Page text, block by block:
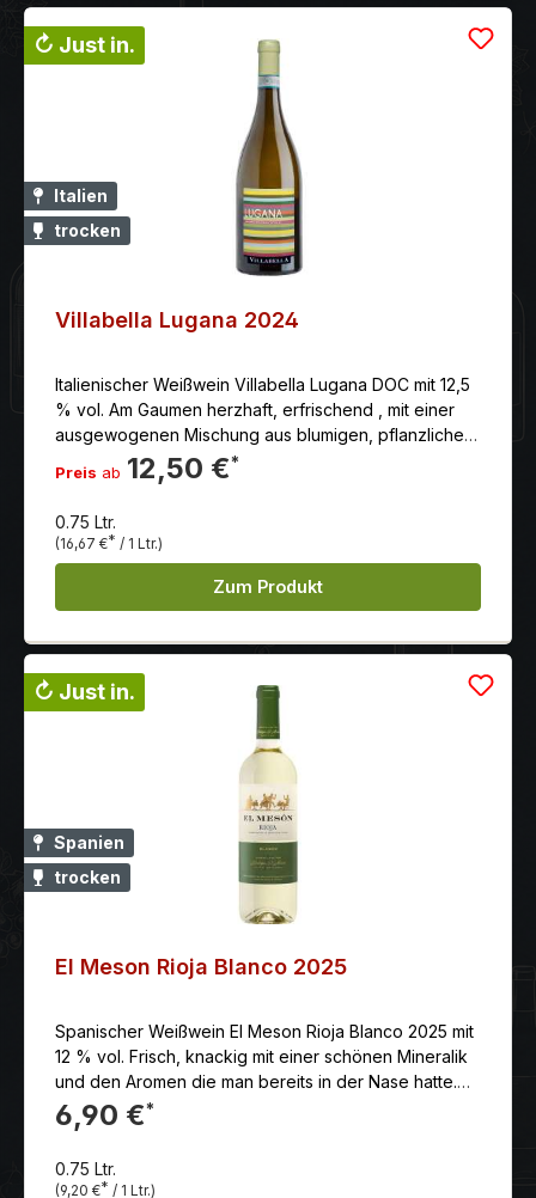
↻ Just in.
Italien
trocken
Villabella Lugana 2024
Italienischer Weißwein Villabella Lugana DOC mit 12,5
% vol. Am Gaumen herzhaft, erfrischend , mit einer
ausgewogenen Mischung aus blumigen, pflanzlichen
und fruchtigen Noten und eleganten Anklängen von
Mineralität im Nachgeschmack, wie es für das
Preis ab 12,50 €*
0.75 Ltr.
(16,67 €* / 1 Ltr.)
Zum Produkt
↻ Just in.
Spanien
trocken
El Meson Rioja Blanco 2025
Spanischer Weißwein El Meson Rioja Blanco 2025 mit
12 % vol. Frisch, knackig mit einer schönen Mineralik
und den Aromen die man bereits in der Nase hatte.
Toller Sommerwein. Als Apéritif oder zu sommerlich
leichten Speisen genau richtig.
6,90 €*
0.75 Ltr.
(9,20 €* / 1 Ltr.)